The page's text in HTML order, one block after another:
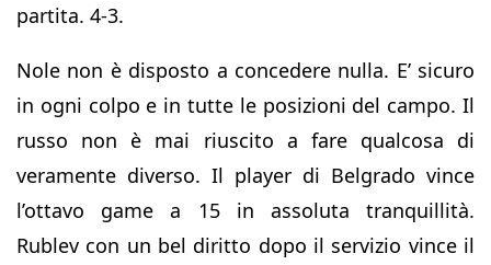
partita. 4-3.
Nole non è disposto a concedere nulla. E’ sicuro
in ogni colpo e in tutte le posizioni del campo. Il
russo non è mai riuscito a fare qualcosa di
veramente diverso. Il player di Belgrado vince
l’ottavo game a 15 in assoluta tranquillità.
Rublev con un bel diritto dopo il servizio vince il